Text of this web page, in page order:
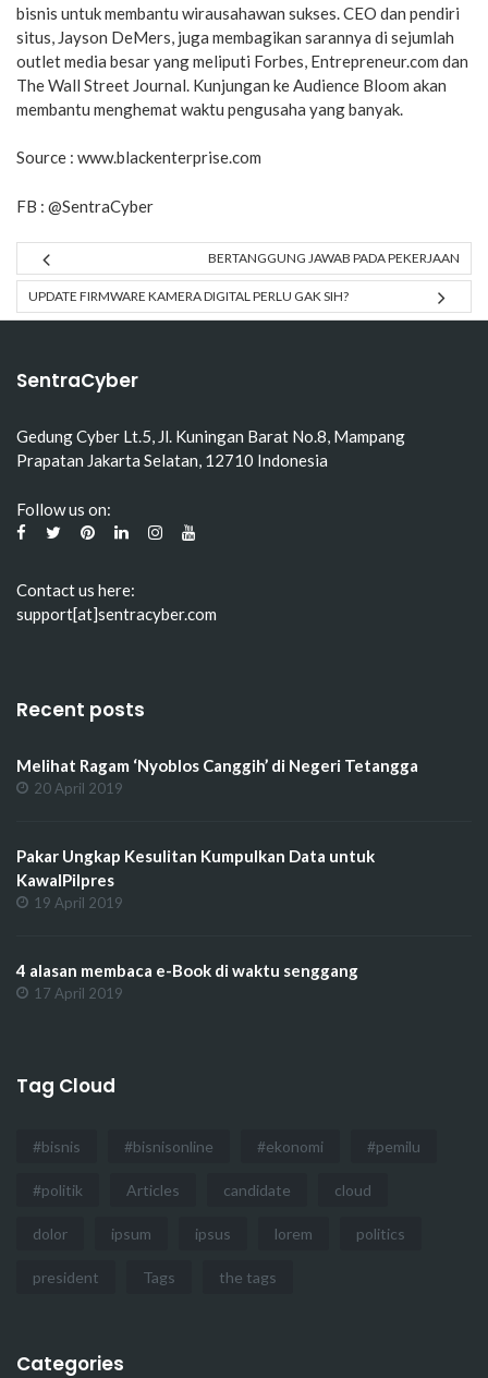
bisnis untuk membantu wirausahawan sukses. CEO dan pendiri
situs, Jayson DeMers, juga membagikan sarannya di sejumlah
outlet media besar yang meliputi Forbes, Entrepreneur.com dan
The Wall Street Journal. Kunjungan ke Audience Bloom akan
membantu menghemat waktu pengusaha yang banyak.
Source : www.blackenterprise.com
FB : @SentraCyber
BERTANGGUNG JAWAB PADA PEKERJAAN
UPDATE FIRMWARE KAMERA DIGITAL PERLU GAK SIH?
SentraCyber
Gedung Cyber Lt.5, Jl. Kuningan Barat No.8, Mampang
Prapatan Jakarta Selatan, 12710 Indonesia
Follow us on:
Contact us here:
support[at]sentracyber.com
Recent posts
Melihat Ragam ‘Nyoblos Canggih’ di Negeri Tetangga
20 April 2019
Pakar Ungkap Kesulitan Kumpulkan Data untuk
KawalPilpres
19 April 2019
4 alasan membaca e-Book di waktu senggang
17 April 2019
Tag Cloud
#bisnis #bisnisonline #ekonomi #pemilu
#politik Articles candidate cloud
dolor ipsum ipsus lorem politics
president Tags the tags
Categories